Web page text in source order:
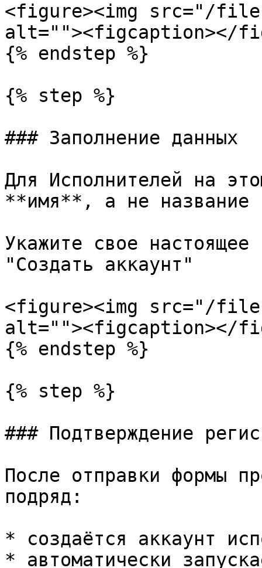
<figure><img src="/files/
alt=""><figcaption></
{% endstep %}
{% step %}
### Заполнение данных
Для Исполнителей на
**имя**, а не название
Укажите свое
"Создать аккаунт"
<figure><img src="/files/
alt=""><figcaption></
{% endstep %}
{% step %}
### Подтверждение
После отправки формы
подряд:
* создаётся аккаунт
* автоматически